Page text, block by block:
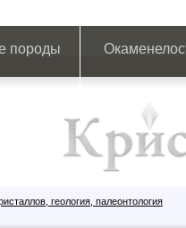
породы
геология, палеонтология